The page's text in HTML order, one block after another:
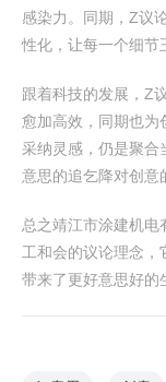
感染力。同期，Z议
性化，让每一个细节
跟着科技的发展，Z
愈加高效，同期也为
采纳灵感，仍是聚
意思的追乞降对创意
总之靖江市涂建机电
工和会的议论理念，
带来了更好意思好的